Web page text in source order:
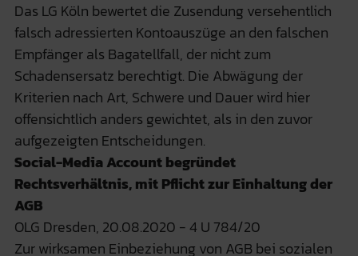
Das LG Köln bewertet die Zusendung versehentlich
falsch adressierten Kontoauszüge an den falschen
Empfänger als Bagatellfall, der nicht zum
Schadensersatz berechtigt. Die Abwägung der
Kriterien nach Art, Schwere und Dauer wird hier
offensichtlich anders gewichtet, als in den zuvor
aufgezeigten Entscheidungen.
Social-Media Account begründet
Rechtsverhältnis, mit Pflicht zur Einhaltung der
AGB
OLG Dresden, 20.08.2020 - 4 U 784/20
Zur wirksamen Einbeziehung von AGB bei sozialen